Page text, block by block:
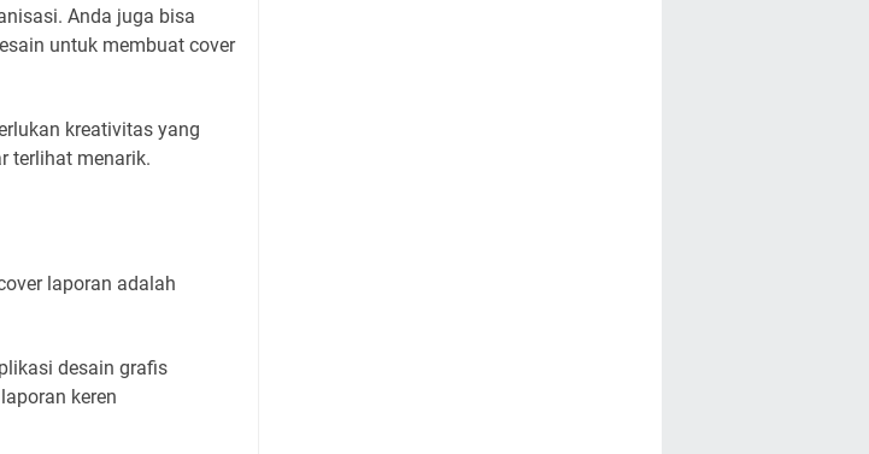
Anda juga bisa
untuk membuat cover
kreativitas yang
terlihat menarik.
laporan adalah
desain grafis
keren